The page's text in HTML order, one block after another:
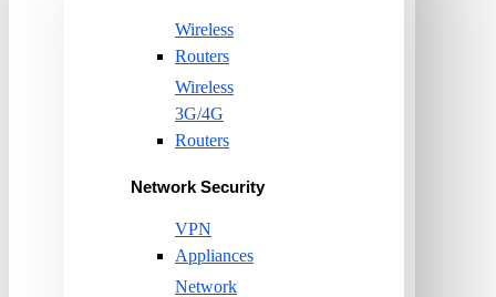
Wireless
Routers
Wireless
3G/4G
Routers
Network Security
VPN
Appliances
Network